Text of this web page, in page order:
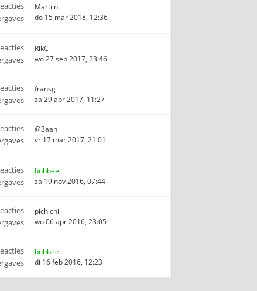
Martijn
do 15 mar 2018, 12:36
RikC
wo 27 sep 2017, 23:46
fransg
za 29 apr 2017, 11:27
@3aan
vr 17 mar 2017, 21:01
bobbee
za 19 nov 2016, 07:44
pichichi
wo 06 apr 2016, 23:05
bobbee
di 16 feb 2016, 12:23